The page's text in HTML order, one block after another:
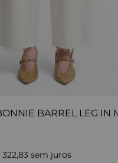
BARREL LEG IN
322,83 sem juros